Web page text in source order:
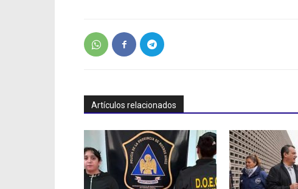
Artículos relacionados